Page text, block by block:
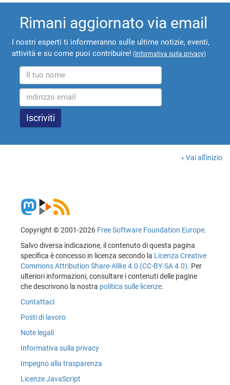
Rimani aggiornato via email
I nostri esperti ti informeranno sulle ultime notizie, eventi,
attività e su come puoi contribuire! (Informativa sulla privacy)
Vai all'inizio
Copyright © 2001-2026 Free Software Foundation Europe.
Salvo diversa indicazione, il contenuto di questa pagina
specifica è concesso in licenza secondo la Licenza Creative
Commons Attribution Share-Alike 4.0 (CC-BY-SA 4.0). Per
ulteriori informazioni, consultare i contenuti delle pagine
che descrivono la nostra politica sulle licenze.
Contattaci
Posti di lavoro
Note legali
Informativa sulla privacy
Impegno alla trasparenza
Licenze JavaScript